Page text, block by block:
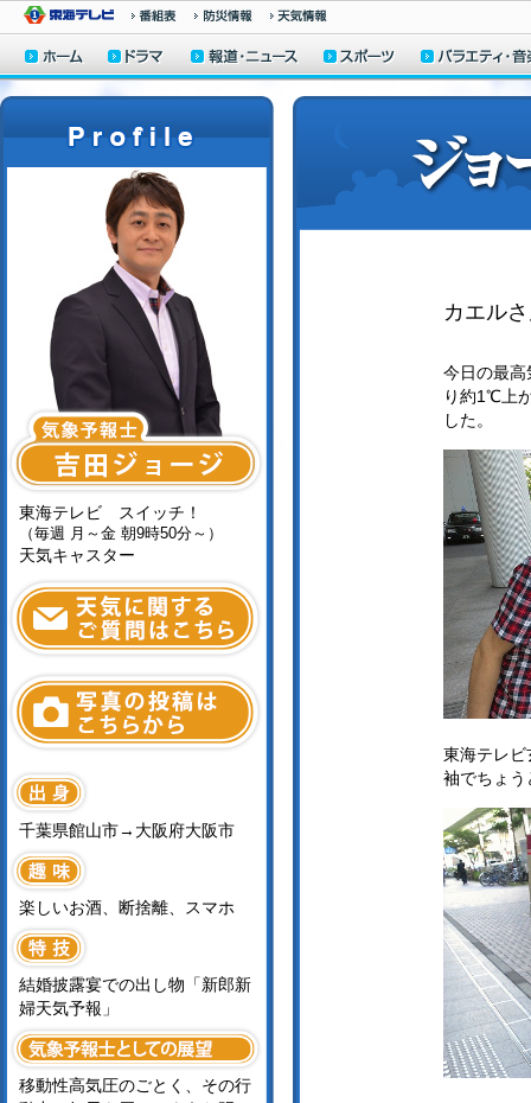
カエル
今日の最
り約1℃上
した。
東海テレビ
袖でちょう
東海テレビ スイッチ！
（毎週 月～金 朝9時50分～）
天気キャスター
千葉県館山市→大阪府大阪市
楽しいお酒、断捨離、スマホ
結婚披露宴での出し物「新郎新
婦天気予報」
移動性高気圧のごとく、その行